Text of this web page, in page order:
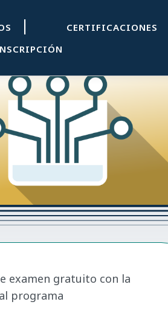
| CERTIFICACIONES
examen gratuito con la
programa